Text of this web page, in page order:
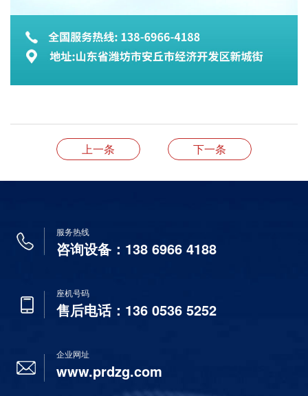
上一条 下一条
服务热线
咨询设备：138 6966 4188
座机号码
售后电话：136 0536 5252
企业网址
www.prdzg.com